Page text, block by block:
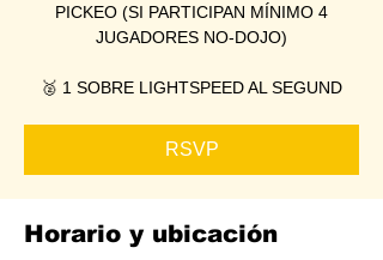
PICKEO (SI PARTICIPAN MÍNIMO 4
JUGADORES NO-DOJO)
🥈 1 SOBRE LIGHTSPEED AL SEGUND
RSVP
Horario y ubicación